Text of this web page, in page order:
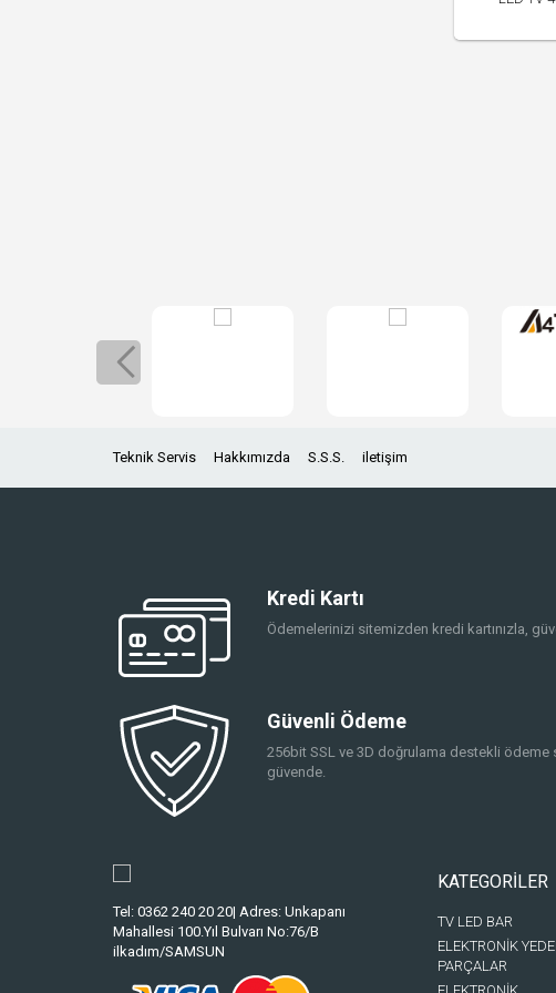
Teknik Servis Hakkımızda S.S.S. iletişim
Kredi Kartı
Ödemelerinizi sitemizden kredi kartınızla,
Güvenli Ödeme
256bit SSL ve 3D doğrulama destekli
güvende.
Tel: 0362 240 20 20| Adres: Unkapanı
Mahallesi 100.Yıl Bulvarı No:76/B
ilkadım/SAMSUN
KATEGORİLER
TV LED BAR
ELEKTRONİK
PARÇALAR